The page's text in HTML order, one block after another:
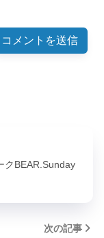
クBEAR.Sunday
次の記事